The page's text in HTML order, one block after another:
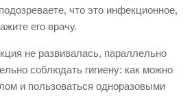
что это инфекционное,
его врачу.
не развивалась, параллельно
соблюдать гигиену: как можно
и пользоваться одноразовыми